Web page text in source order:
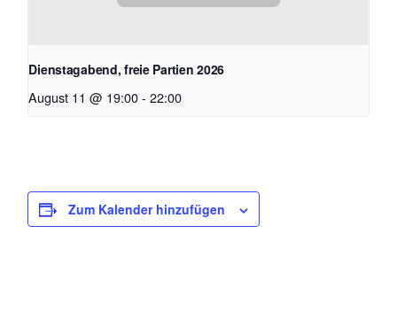
Dienstagabend, freie Partien 2026
August 11 @ 19:00 - 22:00
Zum Kalender hinzufügen